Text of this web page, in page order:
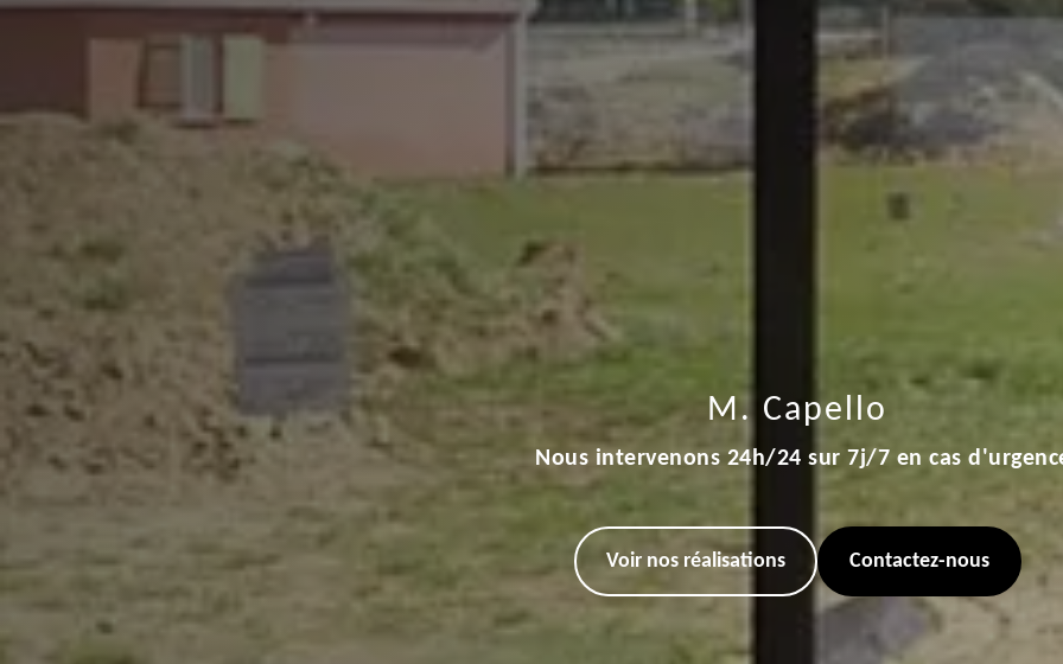
M. Capello
Nous intervenons 24h/24 sur 7j/7 en cas
Voir nos réalisations Contactez-nous